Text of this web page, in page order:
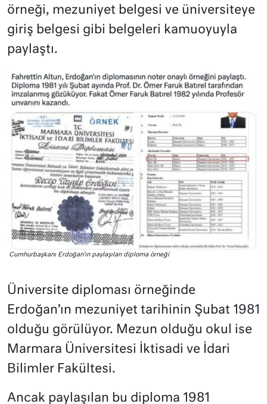
örneği, mezuniyet belgesi ve üniversiteye
giriş belgesi gibi belgeleri kamuoyuyla
paylaştı.
Cumhurbaşkanı Erdoğan’ın paylaşılan diploma örneği
Üniversite diploması örneğinde
Erdoğan’ın mezuniyet tarihinin Şubat 1981
olduğu görülüyor. Mezun olduğu okul ise
Marmara Üniversitesi İktisadi ve İdari
Bilimler Fakültesi.
Ancak paylaşılan bu diploma 1981